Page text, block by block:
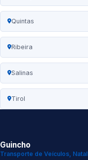
Quintas
Ribeira
Salinas
Tirol
Guincho
Transporte de Veículos, Natal